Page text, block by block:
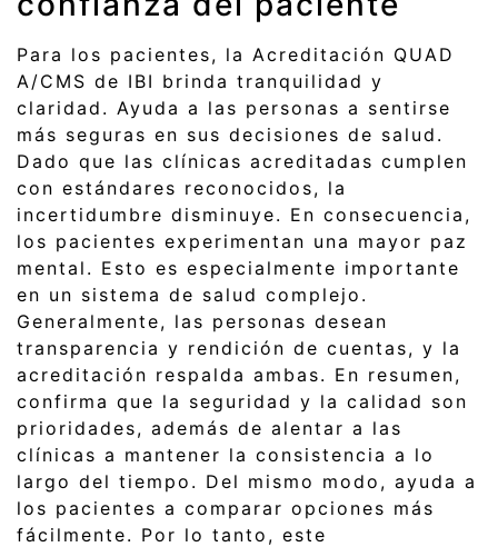
Para los pacientes, la Acreditación QUAD
A/CMS de IBI brinda tranquilidad y
claridad. Ayuda a las personas a sentirse
más seguras en sus decisiones de salud.
Dado que las clínicas acreditadas cumplen
con estándares reconocidos, la
incertidumbre disminuye. En consecuencia,
los pacientes experimentan una mayor paz
mental. Esto es especialmente importante
en un sistema de salud complejo.
Generalmente, las personas desean
transparencia y rendición de cuentas, y la
acreditación respalda ambas. En resumen,
confirma que la seguridad y la calidad son
prioridades, además de alentar a las
clínicas a mantener la consistencia a lo
largo del tiempo. Del mismo modo, ayuda a
los pacientes a comparar opciones más
fácilmente. Por lo tanto, este